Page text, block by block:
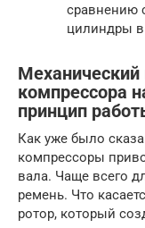
сравнению
цилиндры
Механический
компрессора
принцип
Как уже было
компрессоры
вала. Чаще всего
ремень. Что
ротор, который